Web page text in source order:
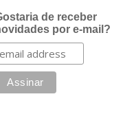
de receber
por e-mail?